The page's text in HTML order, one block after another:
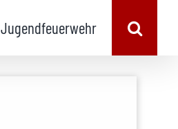
Jugendfeuerwehr